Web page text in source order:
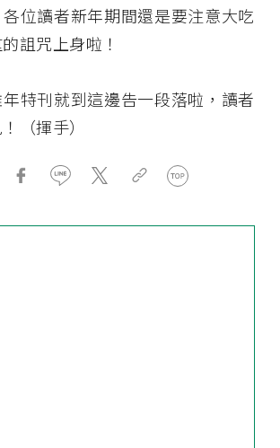
位讀者新年期間還是要注意大吃
詛咒上身啦！
特刊就到這邊告一段落啦，讀者
（揮手）